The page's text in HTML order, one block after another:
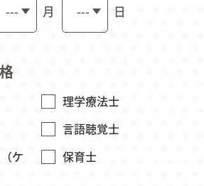
月 日
理学療法士
言語聴覚士
ケ
保育士